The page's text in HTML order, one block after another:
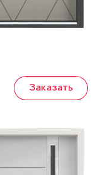
Заказать